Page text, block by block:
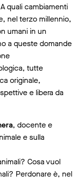
quali cambiamenti
nel terzo millennio,
umani in un
a queste domande
tutte
originale,
e libera da
, docente e
e sulla
Cosa vuol
Perdonare è, nel